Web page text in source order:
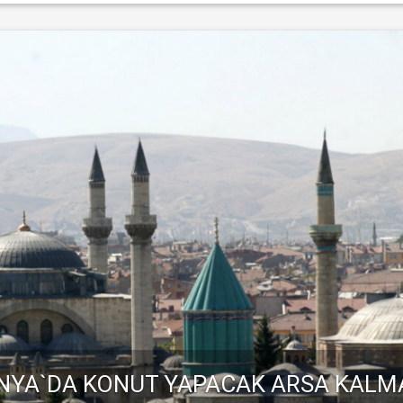
KONUT YAPACAK ARSA